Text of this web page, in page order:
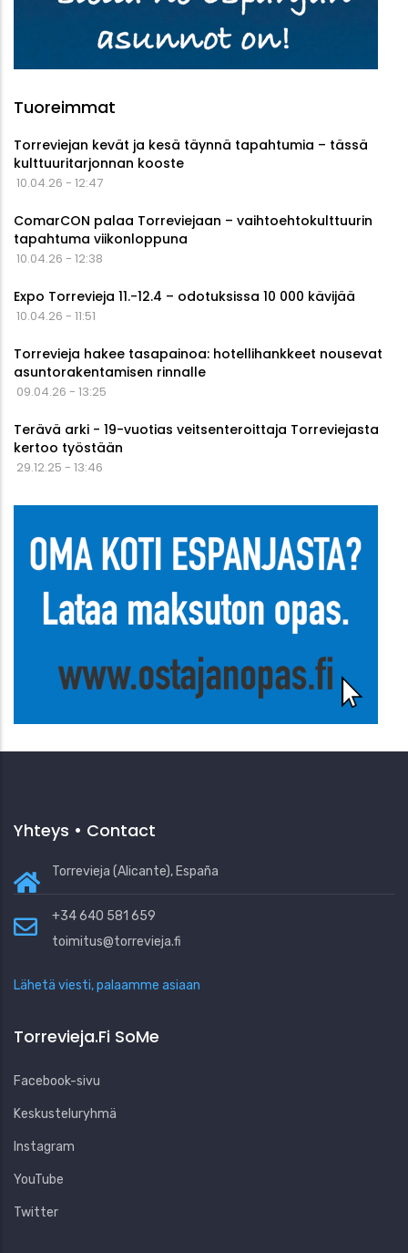
Tuoreimmat
Torreviejan kevät ja kesä täynnä tapahtumia – tässä
kulttuuritarjonnan kooste
10.04.26 - 12:47
ComarCON palaa Torreviejaan – vaihtoehtokulttuurin
tapahtuma viikonloppuna
10.04.26 - 12:38
Expo Torrevieja 11.-12.4 – odotuksissa 10 000 kävijää
10.04.26 - 11:51
Torrevieja hakee tasapainoa: hotellihankkeet nousevat
asuntorakentamisen rinnalle
09.04.26 - 13:25
Terävä arki - 19-vuotias veitsenteroittaja Torreviejasta
kertoo työstään
29.12.25 - 13:46
Yhteys • Contact
Torrevieja (Alicante), España
+34 640 581 659
toimitus@torrevieja.fi
Lähetä viesti, palaamme asiaan
Torrevieja.fi SoMe
Facebook-sivu
Keskusteluryhmä
Instagram
YouTube
Twitter